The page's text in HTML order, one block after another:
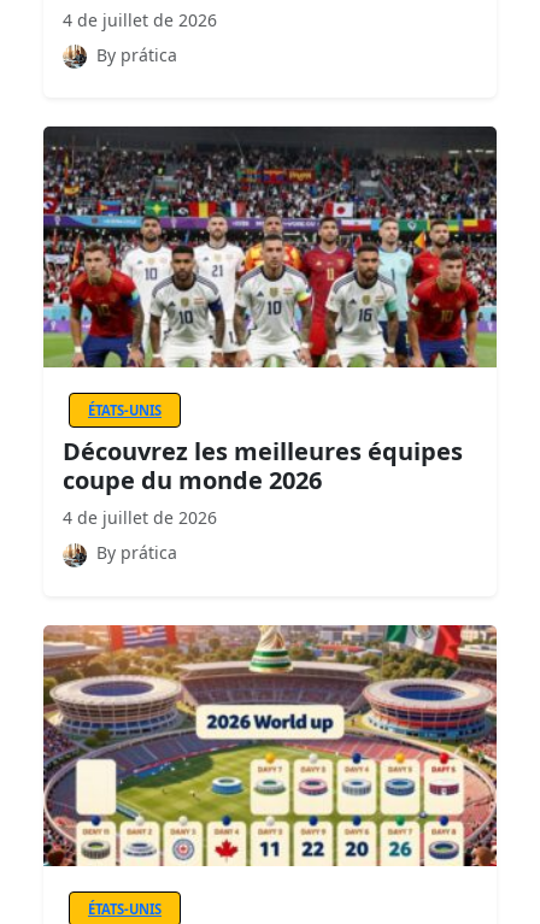
4 de juillet de 2026
By prática
ÉTATS-UNIS
Découvrez les meilleures équipes
coupe du monde 2026
4 de juillet de 2026
By prática
ÉTATS-UNIS